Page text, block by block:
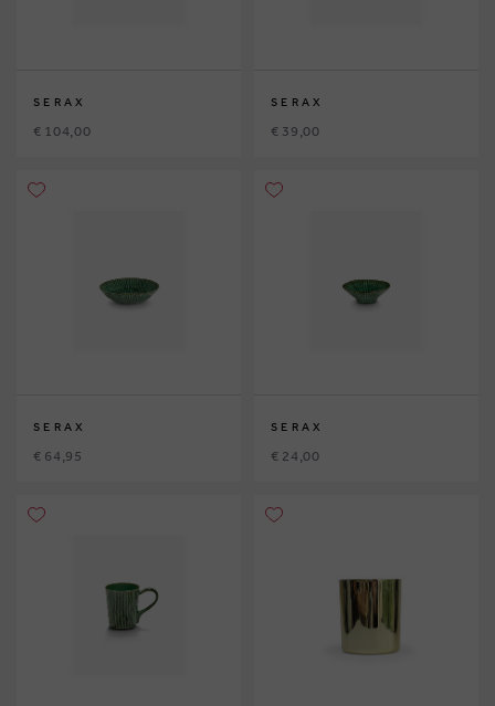
SERAX
€ 104,00
SERAX
€ 39,00
SERAX
€ 64,95
SERAX
€ 24,00